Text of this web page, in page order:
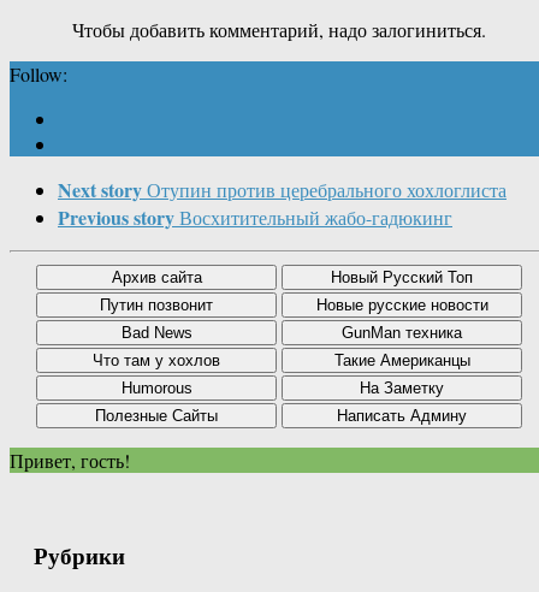
Чтобы добавить комментарий, надо залогиниться.
Follow:
Next storyОтупин против церебрального хохлоглиста
Previous storyВосхитительный жабо-гадюкинг
Привет, гость!
Рубрики